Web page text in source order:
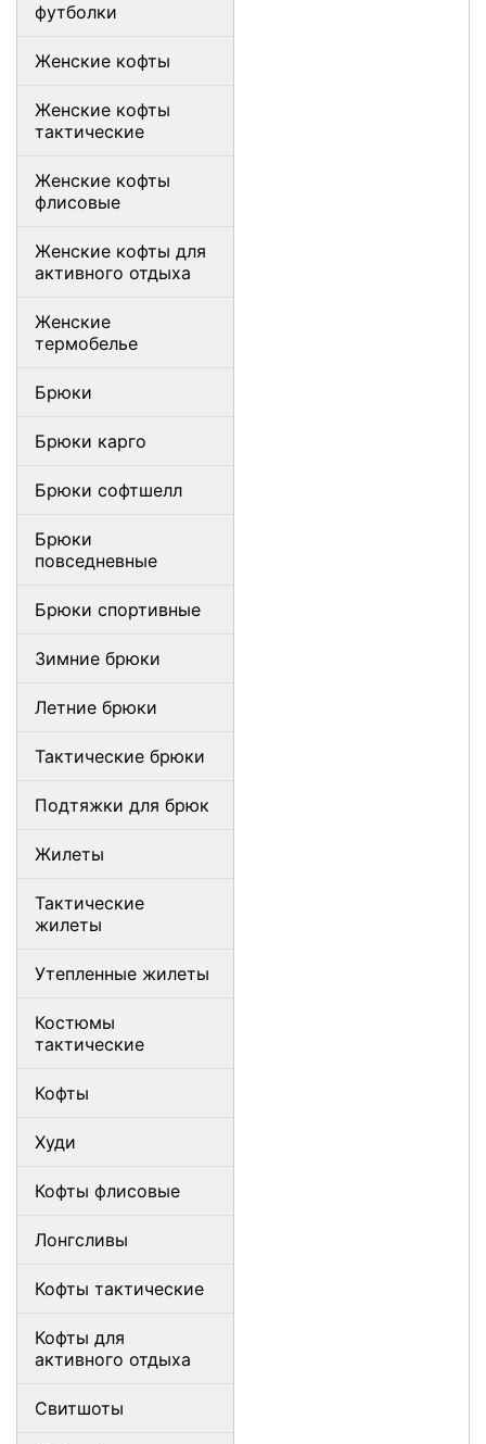
футболки
Женские кофты
Женские кофты
тактические
Женские кофты
флисовые
Женские кофты для
активного отдыха
Женские
термобелье
Брюки
Брюки карго
Брюки софтшелл
Брюки
повседневные
Брюки спортивные
Зимние брюки
Летние брюки
Тактические брюки
Подтяжки для брюк
Жилеты
Тактические
жилеты
Утепленные жилеты
Костюмы
тактические
Кофты
Худи
Кофты флисовые
Лонгсливы
Кофты тактические
Кофты для
активного отдыха
Свитшоты